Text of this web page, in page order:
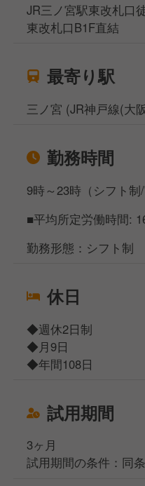
JR三ノ宮駅東改札口
東改札口B1F直結
最寄り駅
三ノ宮 (JR神戸線(大
勤務時間
9時～23時（シフト制
■平均所定労働時間:
勤務形態：シフト制
休日
◆週休2日制
◆月9日
◆年間108日
試用期間
3ヶ月
試用期間の条件：同